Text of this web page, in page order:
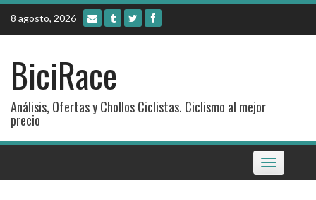
Skip
content
8 agosto, 2026
BiciRace
Análisis, Ofertas y Chollos Ciclistas. Ciclismo al mejor
precio
Toggle
navigation